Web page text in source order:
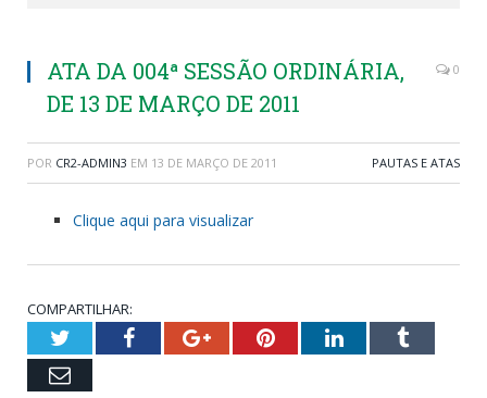
ATA DA 004ª SESSÃO ORDINÁRIA,
DE 13 DE MARÇO DE 2011
0
POR CR2-ADMIN3 EM 13 DE MARÇO DE 2011 PAUTAS E ATAS
Clique aqui para visualizar
COMPARTILHAR:
TwitterFacebookGoogle+PinterestLinkedInTumblr
Email